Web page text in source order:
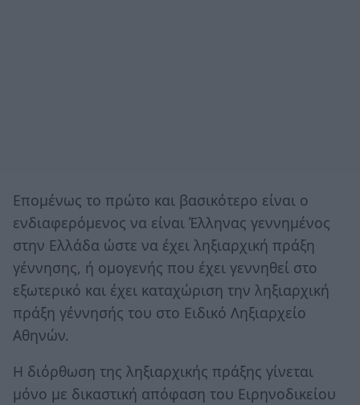
Επομένως το πρώτο και βασικότερο είναι ο
ενδιαφερόμενος να είναι Έλληνας γεννημένος
στην Ελλάδα ώστε να έχει ληξιαρχική πράξη
γέννησης, ή ομογενής που έχει γεννηθεί στο
εξωτερικό και έχει καταχώριση την ληξιαρχική
πράξη γέννησής του στο Ειδικό Ληξιαρχείο
Αθηνών.
Η διόρθωση της ληξιαρχικής πράξης γίνεται
μόνο με δικαστική απόφαση του Ειρηνοδικείου